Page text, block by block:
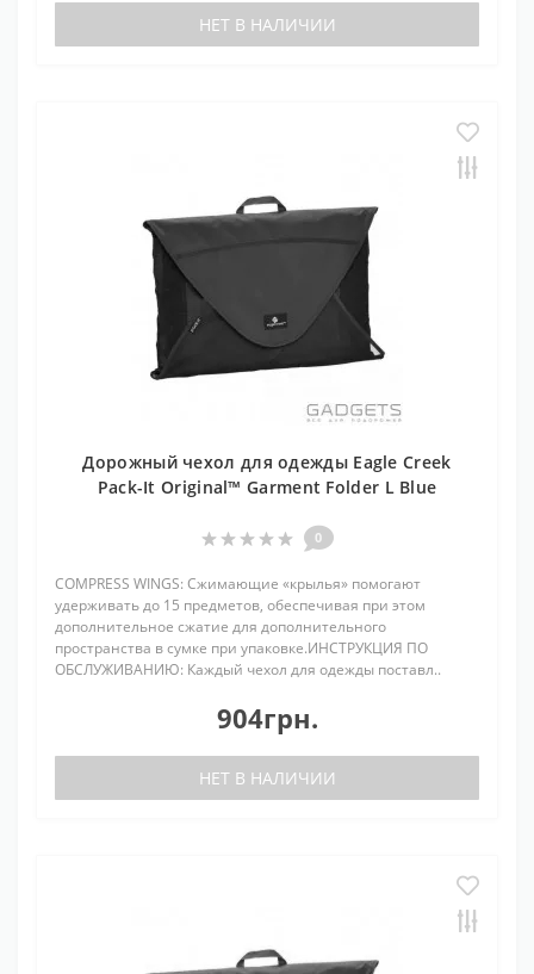
НЕТ В НАЛИЧИИ
Дорожный чехол для одежды Eagle Creek
Pack-It Original™ Garment Folder L Blue
0
COMPRESS WINGS: Сжимающие «крылья» помогают
удерживать до 15 предметов, обеспечивая при этом
дополнительное сжатие для дополнительного
пространства в сумке при упаковке.ИНСТРУКЦИЯ ПО
ОБСЛУЖИВАНИЮ: Каждый чехол для одежды поставл..
904грн.
НЕТ В НАЛИЧИИ